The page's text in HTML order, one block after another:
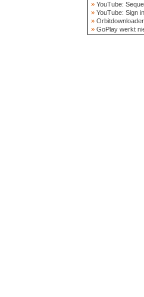
» YouTube:
» YouTube: Sign in to
» Orbitdownloader
» GoPlay werkt niet meer